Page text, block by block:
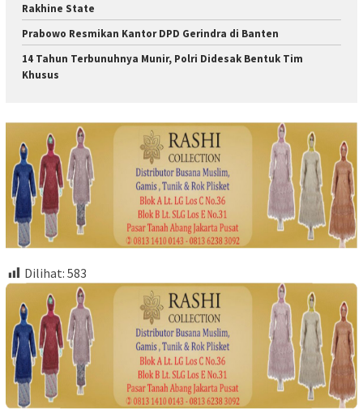
Rakhine State
Prabowo Resmikan Kantor DPD Gerindra di Banten
14 Tahun Terbunuhnya Munir, Polri Didesak Bentuk Tim
Khusus
Dilihat: 583